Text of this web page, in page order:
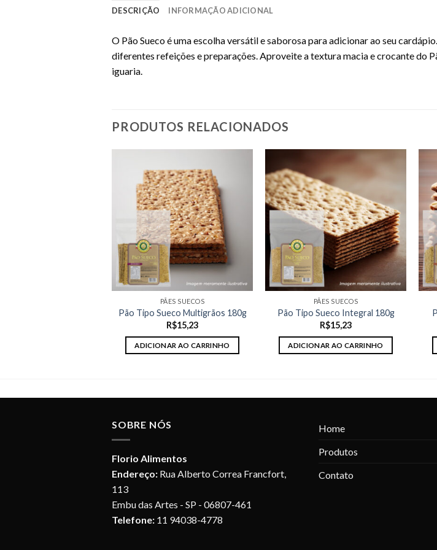
DESCRIÇÃO INFORMAÇÃO ADICIONAL
O Pão Sueco é uma escolha versátil e saborosa para adicionar ao seu
diferentes refeições e preparações. Aproveite a textura macia e crocante do
iguaria.
PRODUTOS RELACIONADOS
PÃES SUECOS
Pão Tipo Sueco Multigrãos 180g
R$15,23
ADICIONAR AO CARRINHO
PÃES SUECOS
Pão Tipo Sueco Integral 180g
R$15,23
ADICIONAR AO CARRINHO
SOBRE NÓS
Florio Alimentos
Endereço: Rua Alberto Correa Francfort,
113
Embu das Artes - SP - 06807-461
Telefone: 11 94038-4778
Home
Produtos
Contato